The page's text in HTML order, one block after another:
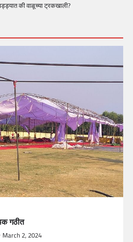
की वाळूच्या ट्रकखाली?
गठीत
March 2, 2024